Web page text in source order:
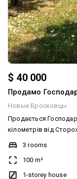
$ 40 000
Продамо
Новые Бросковцы
Продається
кілометрів від
,гараж,господарскі
рибою.світло вода
лісу,хто цінує тишу
невідповідаю.. Додатково: Меблювання: Так. Мультимедіа: Wi-Fi.
3 rooms
100 m²
1-storey house